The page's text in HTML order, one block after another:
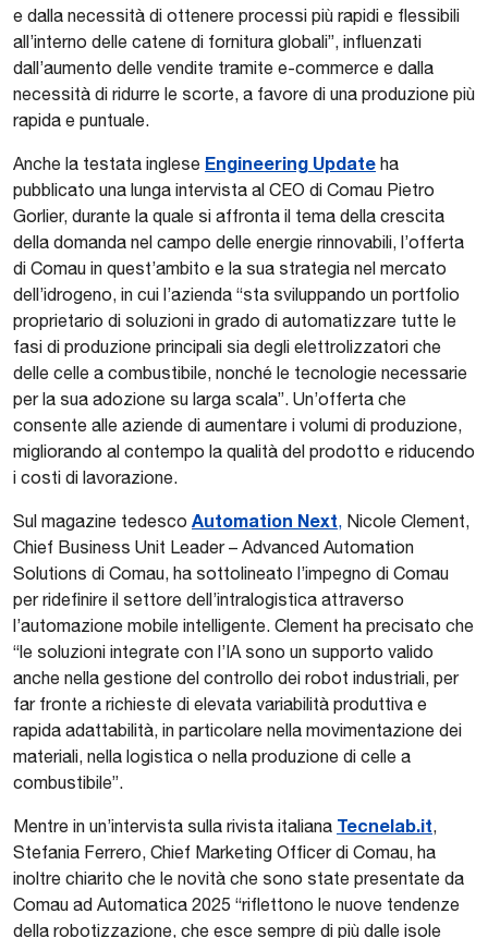
e dalla necessità di ottenere processi più rapidi e flessibili
all’interno delle catene di fornitura globali”, influenzati
dall’aumento delle vendite tramite e-commerce e dalla
necessità di ridurre le scorte, a favore di una produzione più
rapida e puntuale.
Anche la testata inglese Engineering Update ha
pubblicato una lunga intervista al CEO di Comau Pietro
Gorlier, durante la quale si affronta il tema della crescita
della domanda nel campo delle energie rinnovabili, l’offerta
di Comau in quest’ambito e la sua strategia nel mercato
dell’idrogeno, in cui l’azienda “sta sviluppando un portfolio
proprietario di soluzioni in grado di automatizzare tutte le
fasi di produzione principali sia degli elettrolizzatori che
delle celle a combustibile, nonché le tecnologie necessarie
per la sua adozione su larga scala”. Un’offerta che
consente alle aziende di aumentare i volumi di produzione,
migliorando al contempo la qualità del prodotto e riducendo
i costi di lavorazione.
Sul magazine tedesco Automation Next, Nicole Clement,
Chief Business Unit Leader – Advanced Automation
Solutions di Comau, ha sottolineato l’impegno di Comau
per ridefinire il settore dell’intralogistica attraverso
l’automazione mobile intelligente. Clement ha precisato che
“le soluzioni integrate con l’IA sono un supporto valido
anche nella gestione del controllo dei robot industriali, per
far fronte a richieste di elevata variabilità produttiva e
rapida adattabilità, in particolare nella movimentazione dei
materiali, nella logistica o nella produzione di celle a
combustibile”.
Mentre in un’intervista sulla rivista italiana Tecnelab.it,
Stefania Ferrero, Chief Marketing Officer di Comau, ha
inoltre chiarito che le novità che sono state presentate da
Comau ad Automatica 2025 “riflettono le nuove tendenze
della robotizzazione, che esce sempre di più dalle isole